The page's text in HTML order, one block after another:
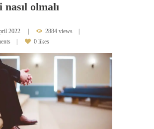
nasıl olmalı
2022
2884 views
0 likes